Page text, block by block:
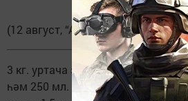
(12 август, “Апастово-информ”).
3 кг. уртача зурлыктагы кыярны
һәм 250 мл. сыек мае, 125 мл. су,